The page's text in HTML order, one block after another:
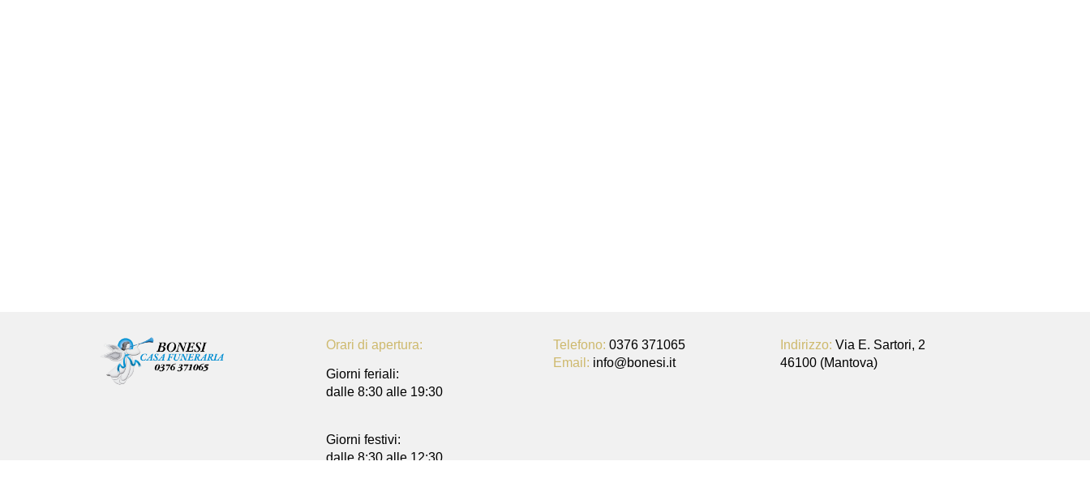
Orari di apertura:
Giorni feriali:
dalle 8:30 alle 19:30
Giorni festivi:
dalle 8:30 alle 12:30
Telefono: 0376 371065
Email: info@bonesi.it
Indirizzo: Via E. Sartori, 2
46100 (Mantova)